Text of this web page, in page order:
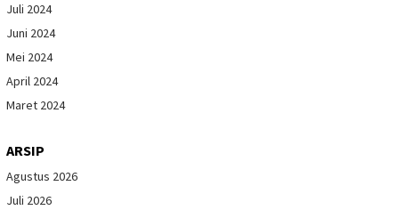
Juli 2024
Juni 2024
Mei 2024
April 2024
Maret 2024
ARSIP
Agustus 2026
Juli 2026